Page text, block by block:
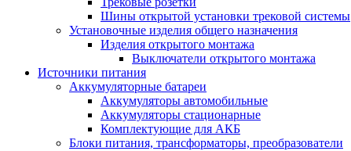
Шины открытой установки трековой системы
Установочные изделия общего назначения
Изделия открытого монтажа
Выключатели открытого монтажа
Источники питания
Аккумуляторные батареи
Аккумуляторы автомобильные
Аккумуляторы стационарные
Комплектующие для АКБ
Блоки питания, трансформаторы, преобразователи